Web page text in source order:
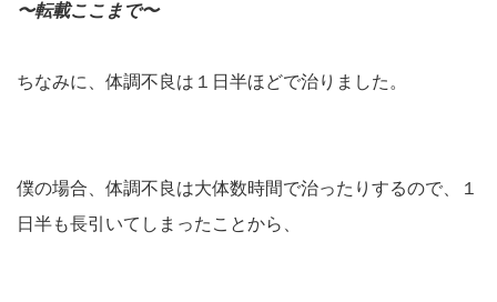
〜転載ここまで〜
ちなみに、体調不良は１日半ほどで治りました。
僕の場合、体調不良は大体数時間で治ったりするので、１
日半も長引いてしまったことから、